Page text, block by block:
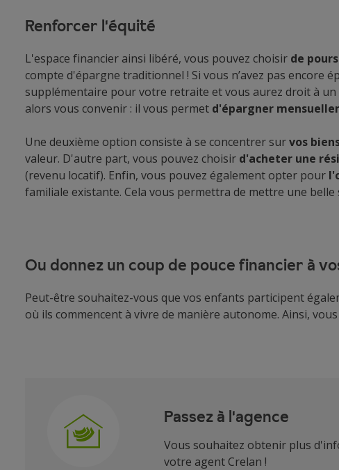
Renforcer l'équité
L'espace financier ainsi libéré, vous pouvez choisir de
compte d'épargne traditionnel ! Si vous n’avez pas encore
supplémentaire pour votre retraite et vous aurez droit à
alors vous convenir : il vous permet d'épargner
Une deuxième option consiste à se concentrer survos
valeur. D'autre part, vous pouvez choisir d'acheter une
(revenu locatif). Enfin, vous pouvez également opter pour
familiale existante. Cela vous permettra de mettre une belle
Ou donnez un coup de pouce financier à
Peut-être souhaitez-vous que vos enfants participent
où ils commencent à vivre de manière autonome. Ainsi,
Passez à l'agence
Vous souhaitez obtenir plus
votre agent Crelan !